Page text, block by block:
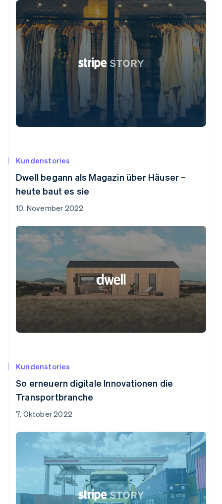
Kundenstories
Dwell begann als Magazin über Häuser –
heute baut es sie
10. November 2022
Kundenstories
So erneuern digitale Innovationen die
Transportbranche
7. Oktober 2022